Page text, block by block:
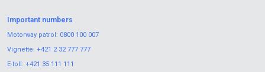
Important numbers
Motorway patrol: 0800 100 007
Vignette: +421 2 32 777 777
E-toll: +421 35 111 111